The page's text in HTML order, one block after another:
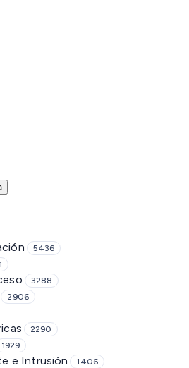
5436
3288
2906
2290
1929
e Intrusión 1406